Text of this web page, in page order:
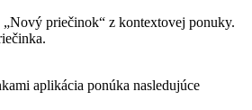
priečinok“ z kontextovej ponuky.
aplikácia ponúka nasledujúce